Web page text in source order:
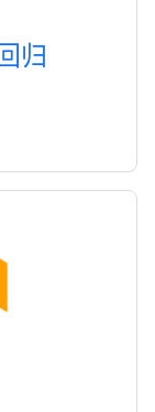
归